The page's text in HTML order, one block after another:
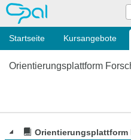
OPAL
Startseite Kursangebote
Orientierungsplattform
Orientierungsplattform